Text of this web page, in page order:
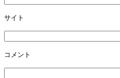
ョ
ン
サイト
コメント